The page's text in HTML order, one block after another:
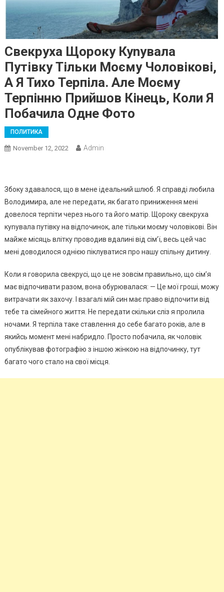
Свекруха Щороку Куnувала
Путівку Тільки Моєму Чоловікові,
А Я Тихо Терпіла. Але Моєму
Терпінню Прийшов Кінець, Коли Я
Побачила Одне Фото
ПОЛИТИКА
November 12, 2022 Admin
Збоку здавалося, що в мене ідеальний шлюб. Я справді любила
Володимира, але не передати, як багато приниження мені
довелося терпіти через нього та його матір. Щороку свекруха
куnувала путівку на відпочинок, але тільки моєму чоловікові. Він
майже місяць влітку проводив вдалині від сім’ї, весь цей час
мені доводилося однією піклуватися про нашу спільну дитину.
Коли я говорила свекрусі, що це не зовсім правильно, що сім’я
має відпочивати разом, вона обурювалася: — Це мої гроші, можу
витрачати як захочу. І взагалі мій син має право відпочити від
тебе та сімейного життя. Не передати скільки сліз я пролила
ночами. Я терпіла таке ставлення до себе багато років, але в
якийсь момент мені набридло. Просто побачила, як чоловік
опублікував фотографію з іншою жінкою на відпочинку, тут
багато чого стало на свої місця.